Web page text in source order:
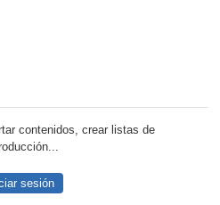
contenidos, crear listas de
sesión